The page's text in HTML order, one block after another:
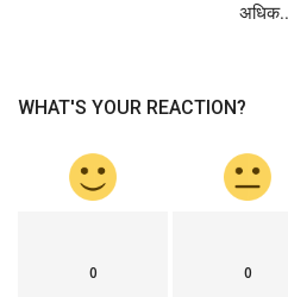
WHAT'S YOUR REACTION?
0 0